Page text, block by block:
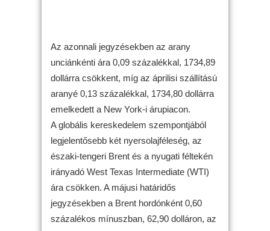
Az azonnali jegyzésekben az arany
unciánkénti ára 0,09 százalékkal, 1734,89
dollárra csökkent, míg az áprilisi szállítású
aranyé 0,13 százalékkal, 1734,80 dollárra
emelkedett a New York-i árupiacon.
A globális kereskedelem szempontjából
legjelentősebb két nyersolajféleség, az
északi-tengeri Brent és a nyugati féltekén
irányadó West Texas Intermediate (WTI)
ára csökken. A májusi határidős
jegyzésekben a Brent hordónként 0,60
százalékos mínuszban, 62,90 dolláron, az